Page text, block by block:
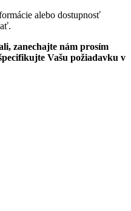
alebo dostupnosť
zanechajte nám prosím
Vašu požiadavku v